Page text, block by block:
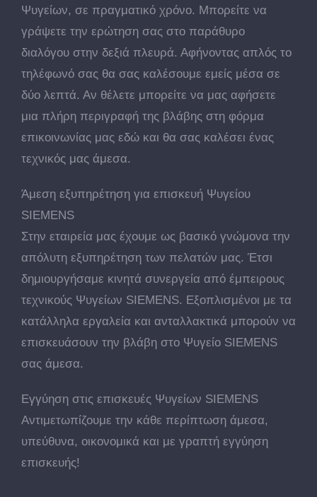
Ψυγείων, σε πραγματικό χρόνο. Μπορείτε να
γράψετε την ερώτηση σας στο παράθυρο
διαλόγου στην δεξιά πλευρά. Αφήνοντας απλός το
τηλέφωνό σας θα σας καλέσουμε εμείς μέσα σε
δύο λεπτά. Αν θέλετε μπορείτε να μας αφήσετε
μια πλήρη περιγραφή της βλάβης στη φόρμα
επικοινωνίας μας εδώ και θα σας καλέσει ένας
τεχνικός μας άμεσα.
Άμεση εξυπηρέτηση για επισκευή Ψυγείου
SIEMENS
Στην εταιρεία μας έχουμε ως βασικό γνώμονα την
απόλυτη εξυπηρέτηση των πελατών μας. Έτσι
δημιουργήσαμε κινητά συνεργεία από έμπειρους
τεχνικούς Ψυγείων SIEMENS. Εξοπλισμένοι με τα
κατάλληλα εργαλεία και ανταλλακτικά μπορούν να
επισκευάσουν την βλάβη στο Ψυγείο SIEMENS
σας άμεσα.
Εγγύηση στις επισκευές Ψυγείων SIEMENS
Αντιμετωπίζουμε την κάθε περίπτωση άμεσα,
υπεύθυνα, οικονομικά και με γραπτή εγγύηση
επισκευής!